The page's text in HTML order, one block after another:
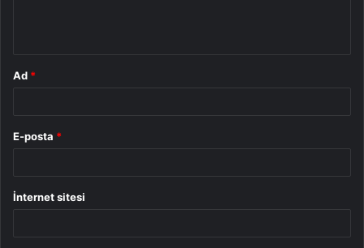
Ad *
E-posta *
İnternet sitesi